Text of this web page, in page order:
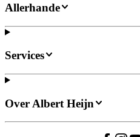
Allerhande
Services
Over Albert Heijn